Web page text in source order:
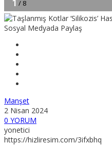
Sosyal Medyada Paylaş
Manşet
2 Nisan 2024
0 YORUM
yonetici
https://hizliresim.com/3ifxbhq